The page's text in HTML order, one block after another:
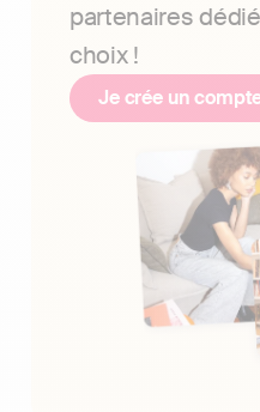
partenaires
choix !
Je crée un